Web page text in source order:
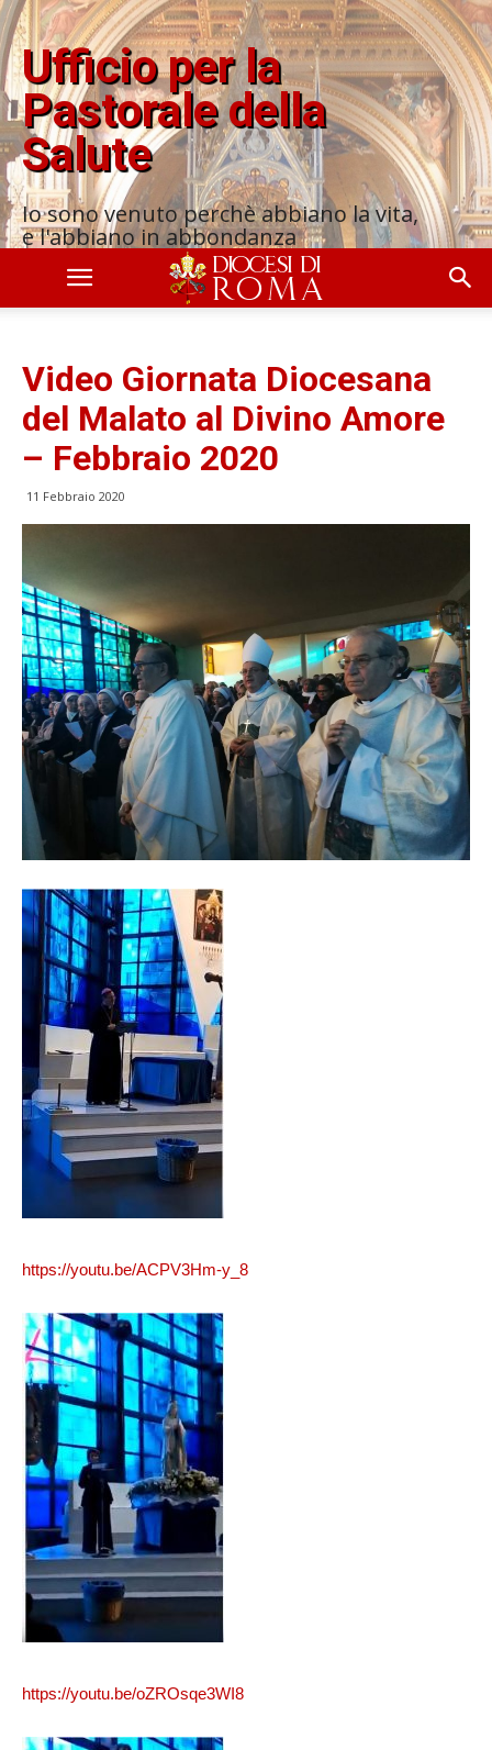
Ufficio per la
Pastorale della
Salute
Io sono venuto perchè abbiano la vita,
e l'abbiano in abbondanza
Video Giornata Diocesana
del Malato al Divino Amore
– Febbraio 2020
11 Febbraio 2020
https://youtu.be/ACPV3Hm-y_8
https://youtu.be/oZROsqe3WI8